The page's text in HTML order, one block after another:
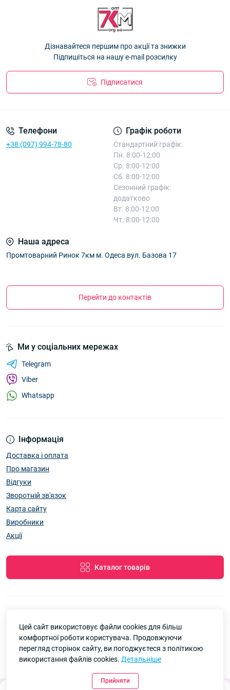
Шапка дитяча Оптом для хлопчиків 44-46 рр. "HeyBro!" 3008
Шапка дитяча Оптом для хлопчиків 44-46 рр. "Машиночка"
— 96.80 ₴
Дізнавайтеся першим про акції та знижки
Підпишіться на нашу e-mail розсилку
Підписатися
Телефони
+38 (097) 994-78-80
Графік роботи
Стандартний графік:
Пн. 8:00-12:00
Ср. 8:00-12:00
Сб. 8:00-12:00
Сезонний графік:
додатково
Вт. 8:00-12:00
Чт. 8:00-12:00
Наша адреса
Промтоварний Ринок 7км м. Одеса вул. Базова 17
Перейти до контактів
Інформація
Доставка і оплата
Про магазин
Відгуки
Зворотній зв'язок
Карта сайту
Виробники
Акції
Каталог товарів
Ми у соціальних мережах
Telegram
Viber
Whatsapp
7км Одеса — Одяг і аксесуари оптом © 2026
Рейтинг
Цей сайт використовує файли cookies для більш
комфортної роботи користувача. Продовжуючи
перегляд сторінок сайту, ви погоджуєтеся з політикою
використання файлів cookies. Детальніше
Прийняти